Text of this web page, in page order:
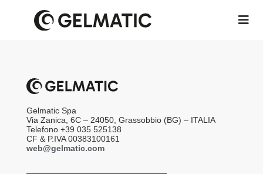
Gelmatic Spa
Via Zanica, 6C – 24050, Grassobbio (BG) – ITALIA
Telefono +39 035 525138
CF & P.IVA 00383100161
web@gelmatic.com